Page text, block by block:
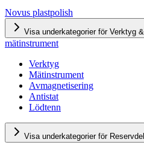
Novus plastpolish
Visa underkategorier för Verktyg
mätinstrument
Verktyg
Mätinstrument
Avmagnetisering
Antistat
Lödtenn
Visa underkategorier för